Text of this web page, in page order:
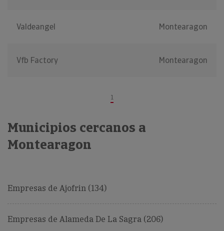
Valdeangel Montearagon
Vfb Factory Montearagon
1
Municipios cercanos a
Montearagon
Empresas de Ajofrin (134)
Empresas de Alameda De La Sagra (206)